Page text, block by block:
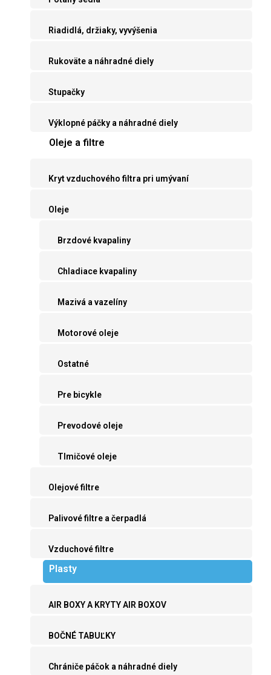
Riadidlá, držiaky, vyvýšenia
Rukoväte a náhradné diely
Stupačky
Výklopné páčky a náhradné diely
Oleje a filtre
Kryt vzduchového filtra pri umývaní
Oleje
Brzdové kvapaliny
Chladiace kvapaliny
Mazivá a vazelíny
Motorové oleje
Ostatné
Pre bicykle
Prevodové oleje
Tlmičové oleje
Olejové filtre
Palivové filtre a čerpadlá
Vzduchové filtre
Plasty
AIR BOXY A KRYTY AIR BOXOV
BOČNÉ TABUĽKY
Chrániče páčok a náhradné diely